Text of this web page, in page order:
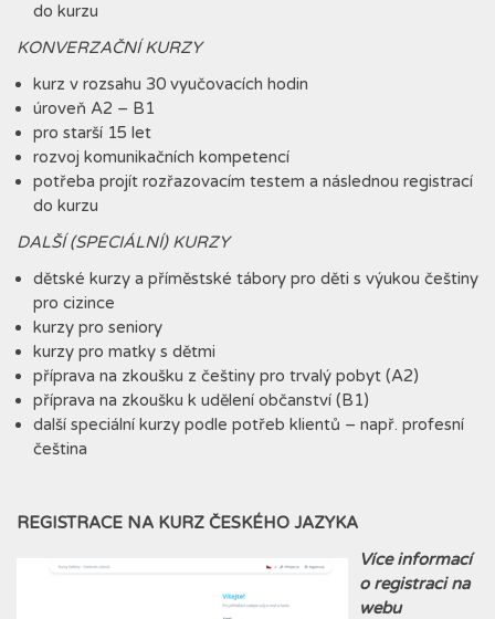
do kurzu
KONVERZAČNÍ KURZY
kurz v rozsahu 30 vyučovacích hodin
úroveň A2 – B1
pro starší 15 let
rozvoj komunikačních kompetencí
potřeba projít rozřazovacím testem a následnou registrací
do kurzu
DALŠÍ (SPECIÁLNÍ) KURZY
dětské kurzy a příměstské tábory pro děti s výukou češtiny
pro cizince
kurzy pro seniory
kurzy pro matky s dětmi
příprava na zkoušku z češtiny pro trvalý pobyt (A2)
příprava na zkoušku k udělení občanství (B1)
další speciální kurzy podle potřeb klientů – např. profesní
čeština
REGISTRACE NA KURZ ČESKÉHO JAZYKA
Více informací
o registraci na
webu